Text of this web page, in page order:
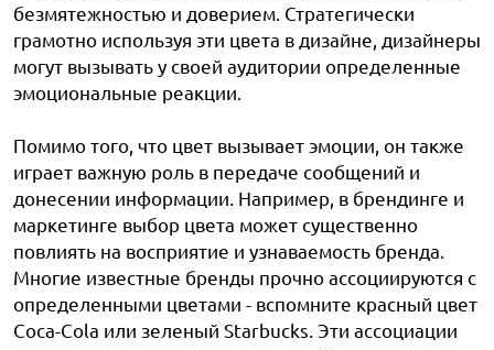
безмятежностью и доверием. Стратегически
грамотно используя эти цвета в дизайне, дизайнеры
могут вызывать у своей аудитории определенные
эмоциональные реакции.
Помимо того, что цвет вызывает эмоции, он также
играет важную роль в передаче сообщений и
донесении информации. Например, в брендинге и
маркетинге выбор цвета может существенно
повлиять на восприятие и узнаваемость бренда.
Многие известные бренды прочно ассоциируются с
определенными цветами - вспомните красный цвет
Coca-Cola или зеленый Starbucks. Эти ассоциации